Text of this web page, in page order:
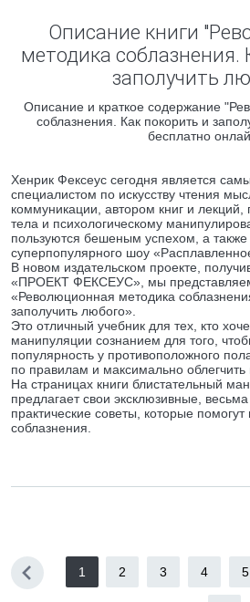
Описание книги
методика соблазнения.
заполучить
Описание и краткое содержание
соблазнения. Как покорить и
бесплатно
Хенрик Фексеус сегодня является
специалистом по искусству чтения
коммуникации, автором книг и
тела и психологическому
пользуются бешеным успехом, а
суперпопулярного шоу
В новом издательском проекте,
«ПРОЕКТ ФЕКСЕУС», мы представляем
«Революционная методика
заполучить любого».
Это отличный учебник для тех, кто
манипуляции сознанием для того,
популярность у противоположного
по правилам и максимально облегчить
На страницах книги блистательный
предлагает свои эксклюзивные,
практические советы, которые помогут
соблазнения.
1 2 3 4 5